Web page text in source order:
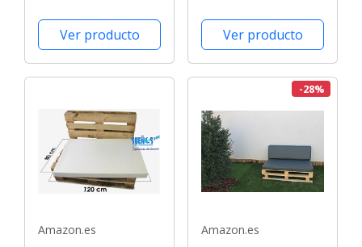
europalé [gris
oscuro] cojín
In/Outdoor - cojín
para exteriores
Ver producto
Ver producto
Amazon.es
-28%
Amazon.es